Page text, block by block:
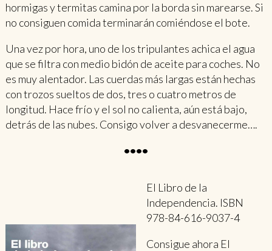
hormigas y termitas camina por la borda sin marearse. Si
no consiguen comida terminarán comiéndose el bote.
Una vez por hora, uno de los tripulantes achica el agua
que se filtra con medio bidón de aceite para coches. No
es muy alentador. Las cuerdas más largas están hechas
con trozos sueltos de dos, tres o cuatro metros de
longitud. Hace frío y el sol no calienta, aún está bajo,
detrás de las nubes. Consigo volver a desvanecerme….
••••
El Libro de la
Independencia. ISBN
978-84-616-9037-4
Consigue ahora El